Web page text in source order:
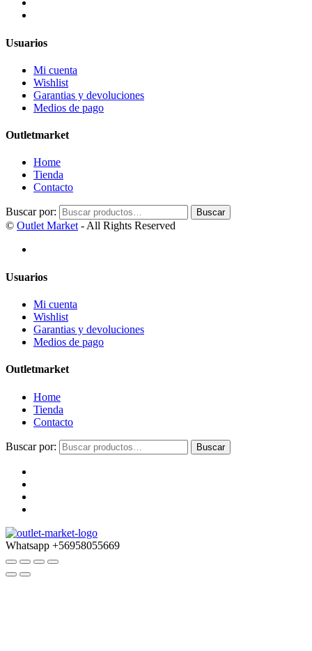
Usuarios
Mi cuenta
Wishlist
Garantias y devoluciones
Medios de pago
Outletmarket
Home
Tienda
Contacto
Buscar por: Buscar
© Outlet Market- All Rights Reserved
Usuarios
Mi cuenta
Wishlist
Garantias y devoluciones
Medios de pago
Outletmarket
Home
Tienda
Contacto
Buscar por: Buscar
Whatsapp +56958055669